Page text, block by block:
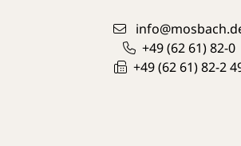
+49 (62 61) 82-0
+49 (62 61) 82-2